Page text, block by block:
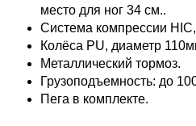
место для ног 34 см..
Система компрессии
Колёса PU, диаметр
Металлический тормоз.
Грузоподъемность: до 100
Пега в комплекте.